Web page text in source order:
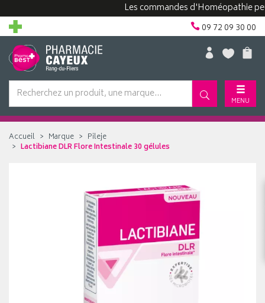
Les commandes d'Homéopathie
09 72 09 30 00
MENU
Accueil Marque
Pileje
Lactibiane DLR Flore Intestinale 30 gélules